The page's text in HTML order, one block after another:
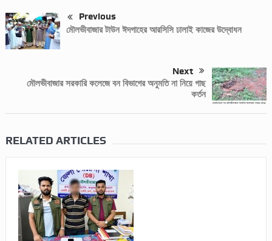
Previous
মৌলভীবাজার টাউন ঈদগাহের আরসিসি ঢালাই কাজের উদ্বোধন
Next
মৌলভীবাজার সরকারি কলেজে বন বিভাগের অনুমতি না নিয়ে গাছ
কর্তন
RELATED ARTICLES